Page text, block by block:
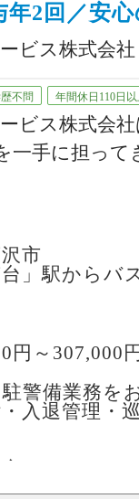
安心のスタ
度のチーム
すぐに相談で
れることは
して始めら
やすいのも
2回／安
ビス株式会社
不問 年間休日110日
ビス株式会
一手に担って
ベントに携
すので、未
ヶ月）
に厳しく休
、家族との
け」という
の接客経験
市
」駅からバ
円～307,000円
警備業務を
入退管理・
経験スター